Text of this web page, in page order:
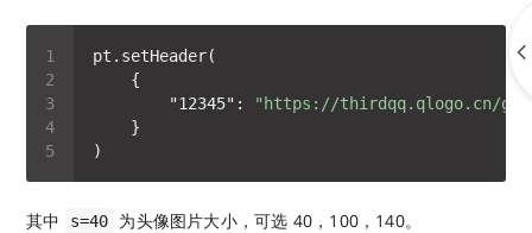
"12345" :
"https://thirdqq.qlogo.cn/
其中 s=40 为头像图片大小，可选 40，100，140。